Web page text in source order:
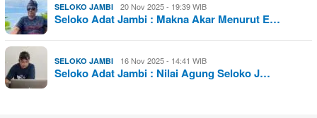
SELOKO JAMBI 20 Nov 2025 - 19:39 WIB
Seloko Adat Jambi : Makna Akar Menurut E…
SELOKO JAMBI 16 Nov 2025 - 14:41 WIB
Seloko Adat Jambi : Nilai Agung Seloko J…